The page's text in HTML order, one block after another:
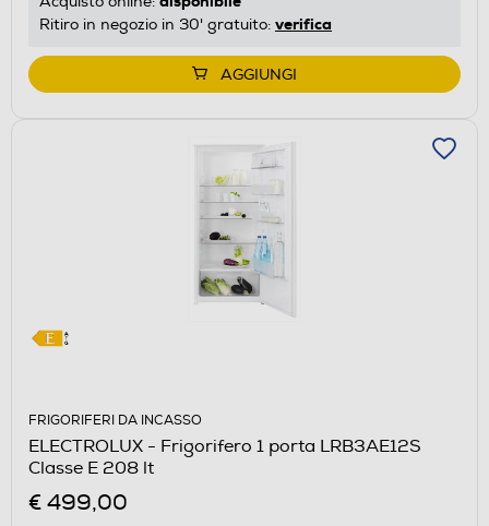
energetico
Youreko.
Ritiro in negozio in 30' gratuito: verifica
AGGIUNGI
FRIGORIFERI DA INCASSO
ELECTROLUX - Frigorifero 1 porta LRB3AE12S
Classe E 208 lt
€ 499,00